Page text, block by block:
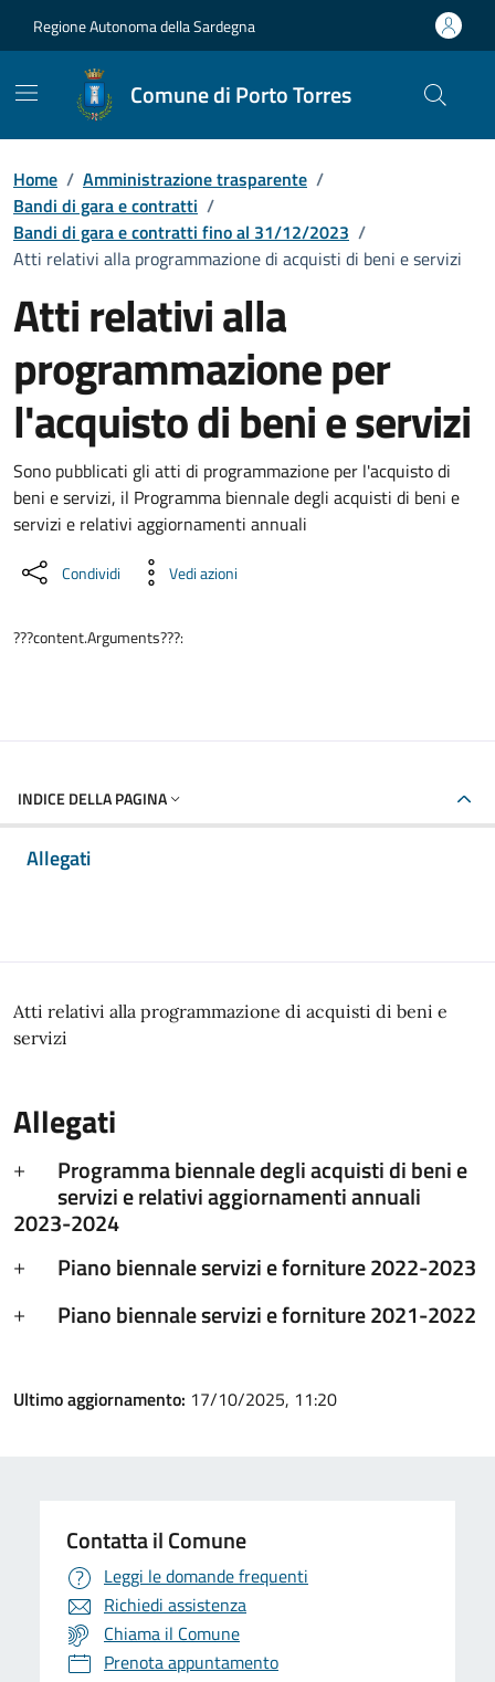
Regione Autonoma della Sardegna
Comune di Porto Torres
Home / Amministrazione trasparente /
Bandi di gara e contratti /
Bandi di gara e contratti fino al 31/12/2023 /
Atti relativi alla programmazione di acquisti di beni e servizi
Atti relativi alla
programmazione per
l'acquisto di beni e servizi
Dettaglio Amministrazione Trasparente
Sono pubblicati gli atti di programmazione per l'acquisto di
beni e servizi, il Programma biennale degli acquisti di beni e
servizi e relativi aggiornamenti annuali
Condividi Vedi azioni
???content.Arguments???:
INDICE DELLA PAGINA
Allegati
Atti relativi alla programmazione di acquisti di beni e
servizi
Allegati
Programma biennale degli acquisti di beni e
servizi e relativi aggiornamenti annuali
2023-2024
Piano biennale servizi e forniture 2022-2023
Piano biennale servizi e forniture 2021-2022
Ultimo aggiornamento: 17/10/2025, 11:20
Contatta il Comune
Leggi le domande frequenti
Richiedi assistenza
Chiama il Comune
Prenota appuntamento